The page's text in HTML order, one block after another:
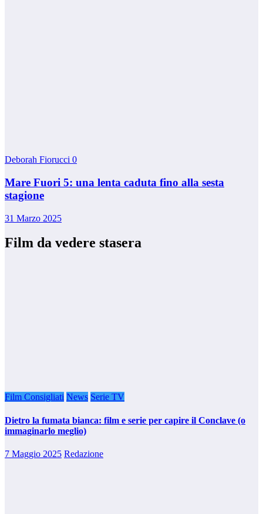
Deborah Fiorucci 0
Mare Fuori 5: una lenta caduta fino alla sesta
stagione
31 Marzo 2025
Film da vedere stasera
Film Consigliati News Serie TV
Dietro la fumata bianca: film e serie per capire il Conclave (o
immaginarlo meglio)
7 Maggio 2025 Redazione